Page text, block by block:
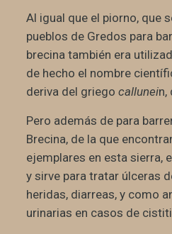
Al igual que el piorno, que
pueblos de Gredos para
brecina también era
de hecho el nombre
deriva del griego callunein,
Pero además de para
Brecina, de la que
ejemplares en esta sierra,
y sirve para tratar úlceras
heridas, diarreas, y como
urinarias en casos de